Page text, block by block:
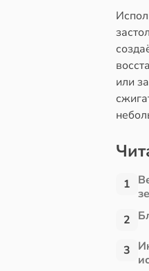
или
1
2
3